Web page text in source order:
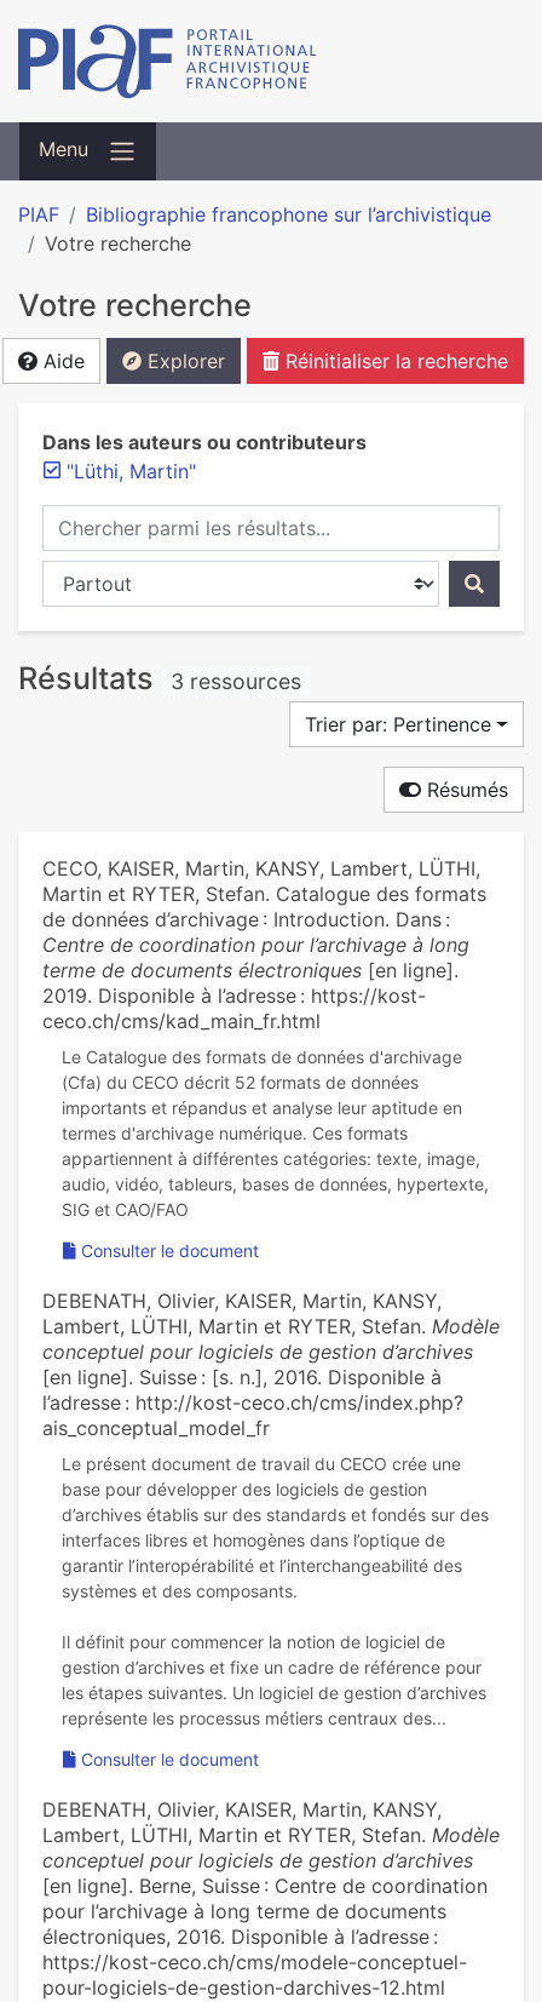
Menu
PIAF
Bibliographie francophone sur l’archivistique
Votre recherche
Votre recherche
Aide Explorer Réinitialiser la recherche
Dans les auteurs ou contributeurs
"Lüthi, Martin"
Chercher parmi les résultats...
Chercher dans...
Résultats 3 ressources
Trier par: Pertinence
Résumés
CECO, KAISER, Martin, KANSY, Lambert, LÜTHI,
Martin et RYTER, Stefan. Catalogue des formats
de données d’archivage : Introduction. Dans :
Centre de coordination pour l’archivage à long
terme de documents électroniques [en ligne].
2019. Disponible à l’adresse : https://kost-
ceco.ch/cms/kad_main_fr.html
Le Catalogue des formats de données d'archivage
(Cfa) du CECO décrit 52 formats de données
importants et répandus et analyse leur aptitude en
termes d'archivage numérique. Ces formats
appartiennent à différentes catégories: texte, image,
audio, vidéo, tableurs, bases de données, hypertexte,
Consulter le document
DEBENATH, Olivier, KAISER, Martin, KANSY,
Lambert, LÜTHI, Martin et RYTER, Stefan. Modèle
conceptuel pour logiciels de gestion d’archives
[en ligne]. Suisse : [s. n.], 2016. Disponible à
l’adresse : http://kost-ceco.ch/cms/index.php?
ais_conceptual_model_fr
Le présent document de travail du CECO crée une
base pour développer des logiciels de gestion
d’archives établis sur des standards et fondés sur des
interfaces libres et homogènes dans l’optique de
garantir l’interopérabilité et l’interchangeabilité des
systèmes et des composants.
Il définit pour commencer la notion de logiciel de
gestion d’archives et fixe un cadre de référence pour
les étapes suivantes. Un logiciel de gestion d’archives
Consulter le document
DEBENATH, Olivier, KAISER, Martin, KANSY,
Lambert, LÜTHI, Martin et RYTER, Stefan. Modèle
conceptuel pour logiciels de gestion d’archives
[en ligne]. Berne, Suisse : Centre de coordination
pour l’archivage à long terme de documents
électroniques, 2016. Disponible à l’adresse :
https://kost-ceco.ch/cms/modele-conceptuel-
pour-logiciels-de-gestion-darchives-12.html